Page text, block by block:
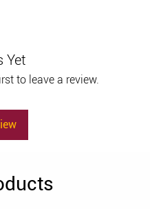
Yet
to leave a review.